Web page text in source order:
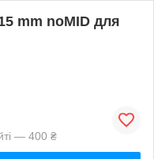
mm noMID для
— 400 ₴